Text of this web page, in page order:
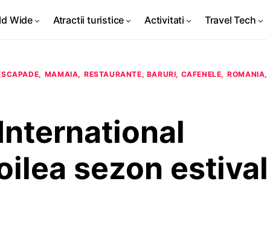
Wide Atractii turistice Activitati Travel Tech
MAMAIA RESTAURANTE, BARURI, CAFENELE
ROMANIA
sezon estival